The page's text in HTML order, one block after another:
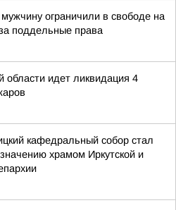
мужчину ограничили в свободе на
поддельные права
области идет ликвидация 4
кафедральный собор стал
храмом Иркутской и